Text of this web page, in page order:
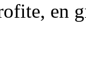
en